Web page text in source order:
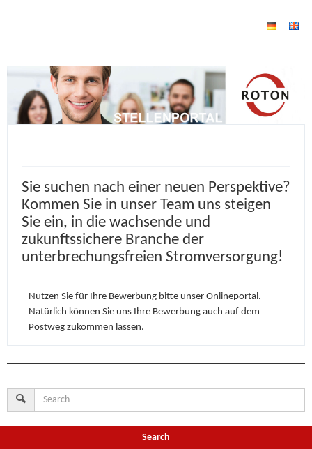
Sie suchen nach einer neuen Perspektive?
Kommen Sie in unser Team uns steigen
Sie ein, in die wachsende und
zukunftssichere Branche der
unterbrechungsfreien Stromversorgung!
Nutzen Sie für Ihre Bewerbung bitte unser Onlineportal.
Natürlich können Sie uns Ihre Bewerbung auch auf dem
Postweg zukommen lassen.
Search